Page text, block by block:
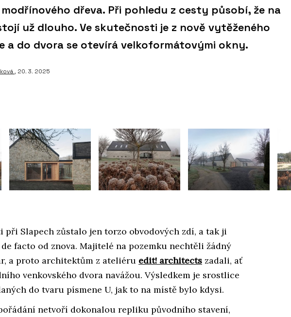
dřeva. Při pohledu z cesty působí, že na
už dlouho. Ve skutečnosti je z nově vytěženého
a do dvora se otevírá velkoformátovými okny.
, 20. 3. 2025
při Slapech zůstalo jen torzo obvodových zdí, a tak ji
facto od znova. Majitelé na pozemku nechtěli žádný
a proto architektům z ateliéru edit! architects zadali, ať
venkovského dvora navážou. Výsledkem je srostlice
do tvaru písmene U, jak to na místě bylo kdysi.
netvoří dokonalou repliku původního stavení,